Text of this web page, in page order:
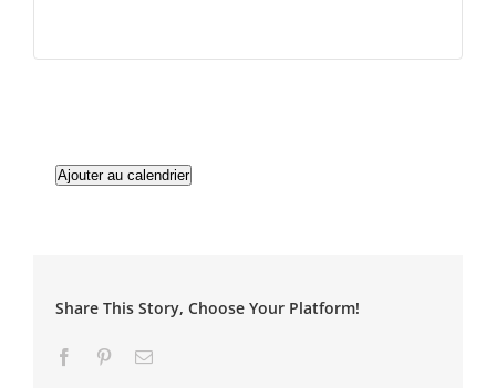
Ajouter au calendrier
Share This Story, Choose Your Platform!
FacebookPinterestEmail